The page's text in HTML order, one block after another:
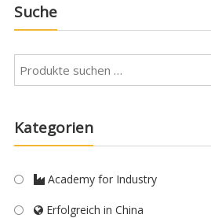
Suche
Kategorien
Academy for Industry
Erfolgreich in China